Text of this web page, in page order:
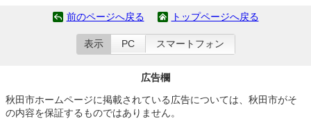
前のページへ戻る トップページへ戻る
表示 PC スマートフォン
広告欄
秋田市ホームページに掲載されている広告については、秋田市がそ
の内容を保証するものではありません。